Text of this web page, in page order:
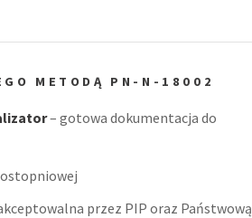
METODĄ PN-N-18002
– gotowa dokumentacja do
przez PIP oraz Państwową